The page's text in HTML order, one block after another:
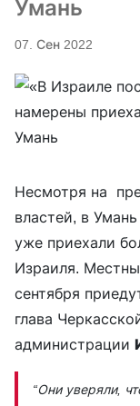
Умань
07. Сен 2022
Несмотря на
властей, в
уже приехали
Израиля.
сентября
глава
администрации
“Они уверяли,